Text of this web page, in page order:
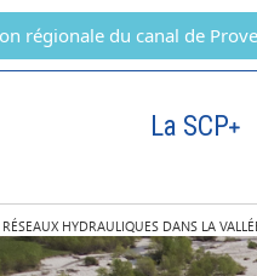
régionale du canal de
La SCP
HYDRAULIQUES DANS LA